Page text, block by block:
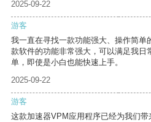
2025-09-22
游客
我一直在寻找一款功能强大、操作简单
款软件的功能非常强大，可以满足我日
单，即使是小白也能快速上手。
2025-09-22
游客
这款加速器VPM应用程序已经为我们